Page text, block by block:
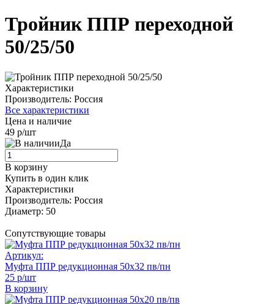
Тройник ППР переходной
50/25/50
Характеристики
Производитель: Россия
Все характеристики
Цена и наличие
49 р/шт
Да
В корзину
Купить в один клик
Характеристики
Производитель: Россия
Диаметр: 50
Сопутствующие товары
Артикул:
Муфта ППР редукционная 50х32 пв/пн
25 р/шт
В корзину